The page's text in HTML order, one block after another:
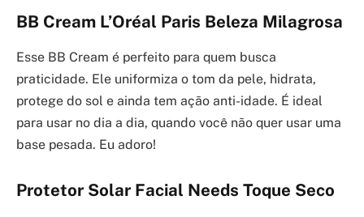
BB Cream L’Oréal Paris Beleza Milagrosa
Esse BB Cream é perfeito para quem busca
praticidade. Ele uniformiza o tom da pele, hidrata,
protege do sol e ainda tem ação anti-idade. É ideal
para usar no dia a dia, quando você não quer usar uma
base pesada. Eu adoro!
Protetor Solar Facial Needs Toque Seco